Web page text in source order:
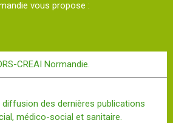
vous propose :
CREAI Normandie.
des dernières publications
médico-social et sanitaire.